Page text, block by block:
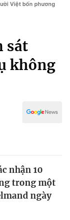
Việt bốn phương
sát
không
nhận 10
trong một
ngày